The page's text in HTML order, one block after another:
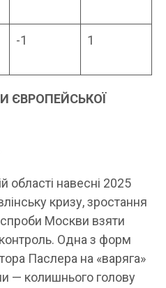
-1 1
ЄВРОПЕЙСЬКОЇ
області навесні 2025
кризу, зростання
Москви взяти
Одна з форм
Паслера на «варяга»
— колишнього голову